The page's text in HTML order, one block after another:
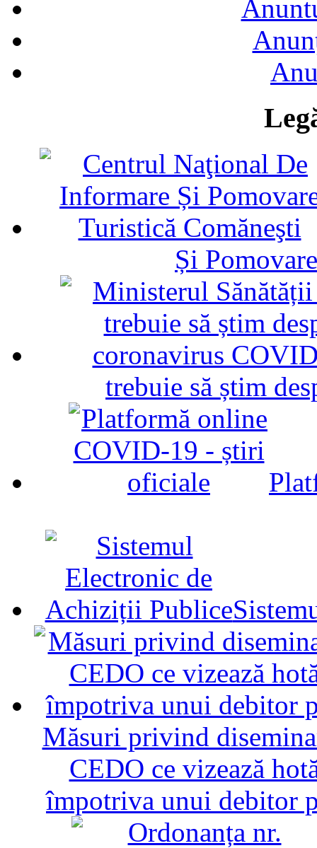
Și
trebuie să știm
Măsuri privind
CEDO ce vizează
împotriva unui debitor